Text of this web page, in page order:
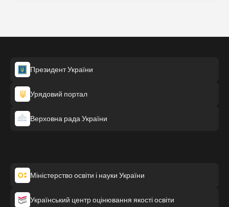
Президент України
Урядовий портал
Верховна рада України
Міністерство освіти і науки України
Український центр оцінювання якості освіти